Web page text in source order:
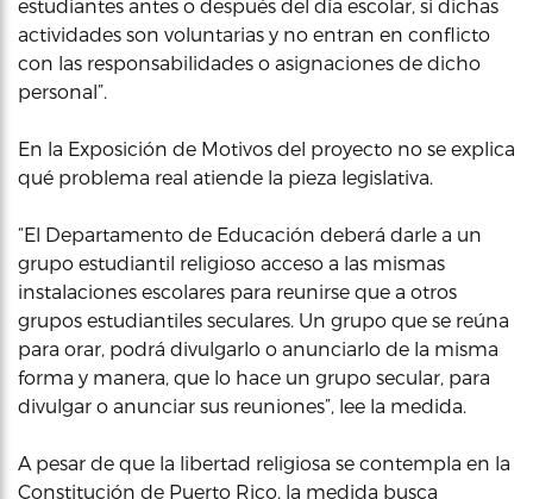
estudiantes antes o después del día escolar, si dichas
actividades son voluntarias y no entran en conflicto
con las responsabilidades o asignaciones de dicho
personal”.
En la Exposición de Motivos del proyecto no se explica
qué problema real atiende la pieza legislativa.
“El Departamento de Educación deberá darle a un
grupo estudiantil religioso acceso a las mismas
instalaciones escolares para reunirse que a otros
grupos estudiantiles seculares. Un grupo que se reúna
para orar, podrá divulgarlo o anunciarlo de la misma
forma y manera, que lo hace un grupo secular, para
divulgar o anunciar sus reuniones”, lee la medida.
A pesar de que la libertad religiosa se contempla en la
Constitución de Puerto Rico, la medida busca